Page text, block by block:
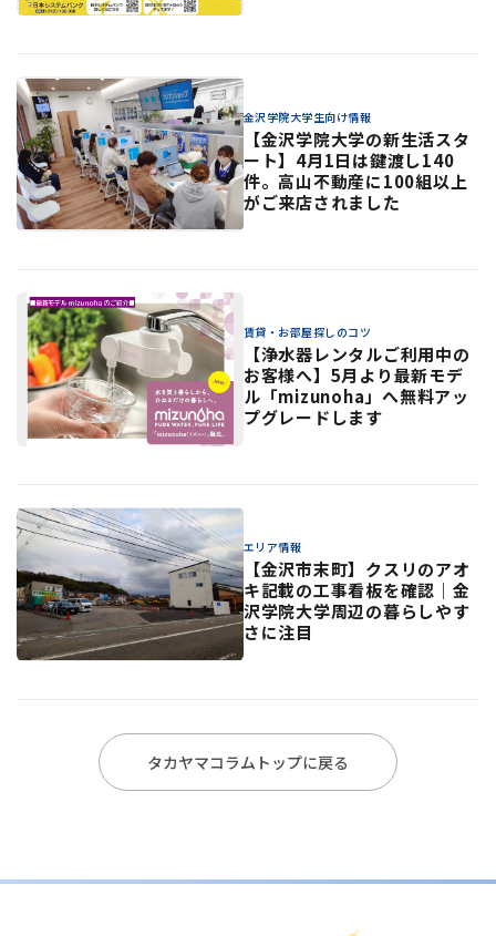
金沢学院大学生向け情報
【金沢学院大学の新生活スタ
ート】4月1日は鍵渡し140
件。高山不動産に100組以上
がご来店されました
賃貸・お部屋探しのコツ
【浄水器レンタルご利用中の
お客様へ】5月より最新モデ
ル「mizunoha」へ無料アッ
プグレードします
エリア情報
【金沢市末町】クスリのアオ
キ記載の工事看板を確認｜金
沢学院大学周辺の暮らしやす
さに注目
タカヤマコラムトップに戻る